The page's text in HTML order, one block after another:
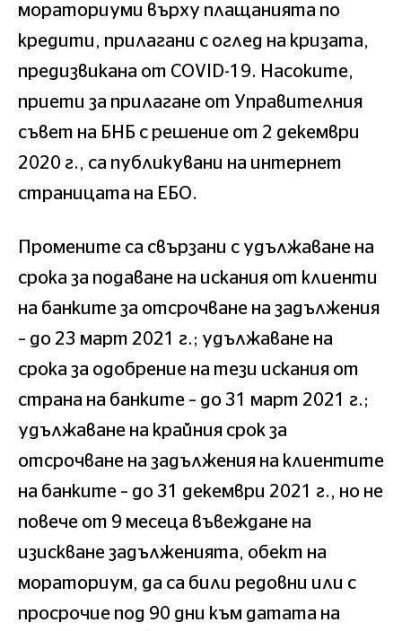
мораториуми върху плащанията по
кредити, прилагани с оглед на кризата,
предизвикана от COVID-19. Насоките,
приети за прилагане от Управителния
съвет на БНБ с решение от 2 декември
2020 г., са публикувани на интернет
страницата на ЕБО.
Промените са свързани с удължаване на
срока за подаване на искания от клиенти
на банките за отсрочване на задължения
– до 23 март 2021 г.; удължаване на
срока за одобрение на тези искания от
страна на банките – до 31 март 2021 г.;
удължаване на крайния срок за
отсрочване на задължения на клиентите
на банките – до 31 декември 2021 г., но не
повече от 9 месеца въвеждане на
изискване задълженията, обект на
мораториум, да са били редовни или с
просрочие под 90 дни към датата на